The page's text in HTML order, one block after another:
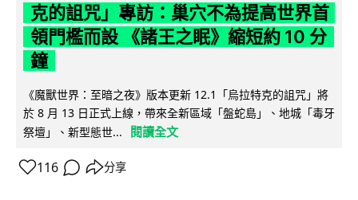
克的詛咒」專訪：巢穴不為提高世界首
領門檻而設 《諸王之眠》縮短約 10 分
鐘
《魔獸世界：至暗之夜》版本更新 12.1「烏拉特克的詛咒」將
於 8 月 13 日正式上線，帶來全新區域「盤蛇島」、地城「毒牙
祭壇」、新型態世...
閱讀全文
116 分享